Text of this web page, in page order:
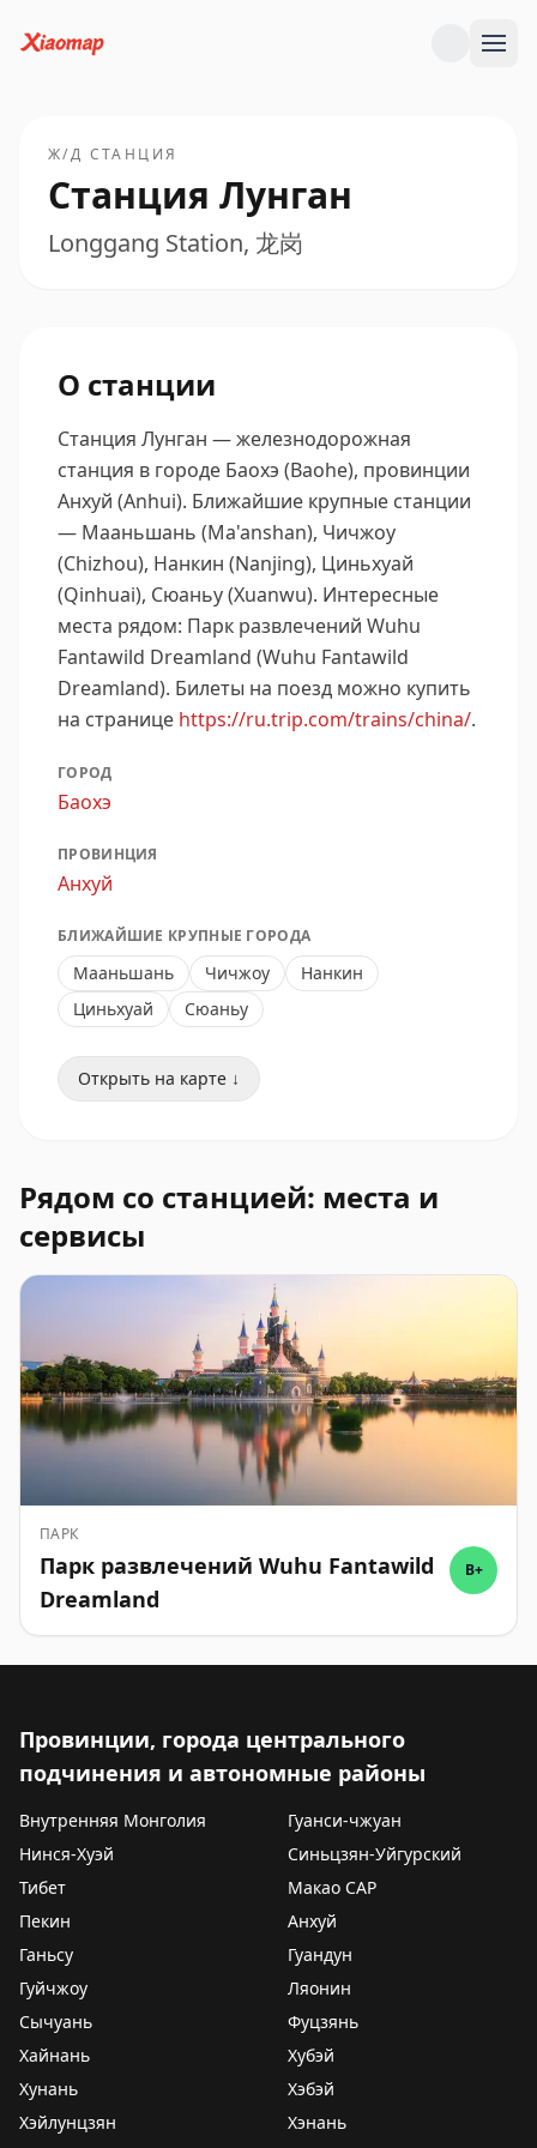
Ж/Д СТАНЦИЯ
Станция Лунган
Longgang Station, 龙岗
О станции
Станция Лунган — железнодорожная
станция в городе Баохэ (Baohe), провинции
Анхуй (Anhui). Ближайшие крупные станции
— Мааньшань (Ma'anshan), Чичжоу
(Chizhou), Нанкин (Nanjing), Циньхуай
(Qinhuai), Сюаньу (Xuanwu). Интересные
места рядом: Парк развлечений Wuhu
Fantawild Dreamland (Wuhu Fantawild
Dreamland). Билеты на поезд можно купить
на странице https://ru.trip.com/trains/china/.
ГОРОД
Баохэ
ПРОВИНЦИЯ
Анхуй
БЛИЖАЙШИЕ КРУПНЫЕ ГОРОДА
Мааньшань Чичжоу
Нанкин
Циньхуай
Сюаньу
Открыть на карте ↓
Рядом со станцией: места и
сервисы
ПАРК
Парк развлечений Wuhu Fantawild
Dreamland
B+
Провинции, города центрального
подчинения и автономные районы
Внутренняя Монголия
Гуанси-чжуан
Нинся-Хуэй
Синьцзян-Уйгурский
Тибет
Макао САР
Пекин
Анхуй
Ганьсу
Гуандун
Гуйчжоу
Ляонин
Сычуань
Фуцзянь
Хайнань
Хубэй
Хунань
Хэбэй
Хэйлунцзян
Хэнань